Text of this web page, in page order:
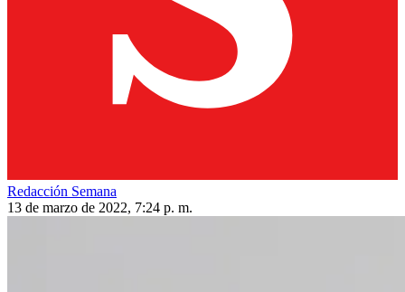
Redacción Semana
13 de marzo de 2022, 7:24 p. m.